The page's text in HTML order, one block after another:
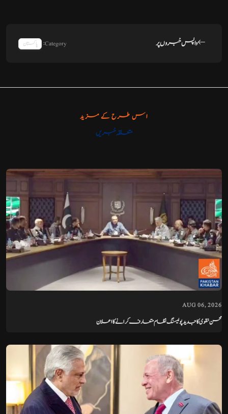
واپس خبروں پر Category: پاکستان
اس طرح کے مزید
متعلقہ خبریں
AUG 06, 2026
محسن نقوی کا جدید پولیسنگ نظام متعارف کرانے کا اعلان